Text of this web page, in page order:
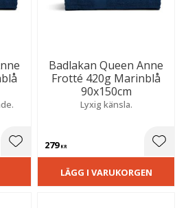
Lägg till i favoriter
Badlakan Queen Anne
Frotté 420g Marinblå
90x150cm
Lyxig känsla.
279KR
LÄGG I VARUKORGEN